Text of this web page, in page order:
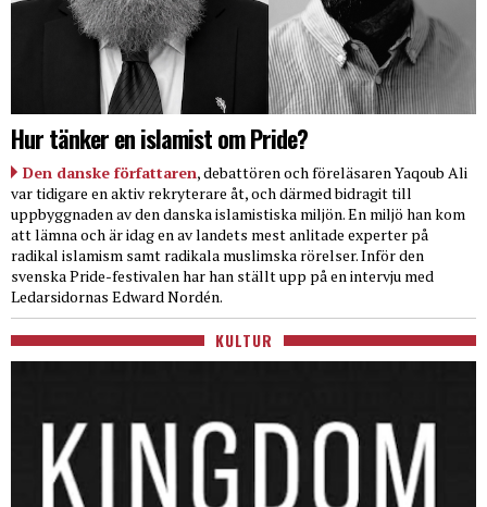
Hur tänker en islamist om Pride?
Den danske författaren, debattören och föreläsaren Yaqoub Ali
var tidigare en aktiv rekryterare åt, och därmed bidragit till
uppbyggnaden av den danska islamistiska miljön. En miljö han kom
att lämna och är idag en av landets mest anlitade experter på
radikal islamism samt radikala muslimska rörelser. Inför den
svenska Pride-festivalen har han ställt upp på en intervju med
Ledarsidornas Edward Nordén.
KULTUR